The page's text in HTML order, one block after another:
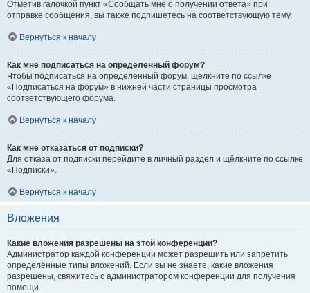
Отметив галочкой пункт «Сообщать мне о получении ответа» при
отправке сообщения, вы также подпишетесь на соответствующую тему.
Вернуться к началу
Как мне подписаться на определённый форум?
Чтобы подписаться на определённый форум, щёлкните по ссылке
«Подписаться на форум» в нижней части страницы просмотра
соответствующего форума.
Вернуться к началу
Как мне отказаться от подписки?
Для отказа от подписки перейдите в личный раздел и щёлкните по ссылке
«Подписки».
Вернуться к началу
Вложения
Какие вложения разрешены на этой конференции?
Администратор каждой конференции может разрешить или запретить
определённые типы вложений. Если вы не знаете, какие вложения
разрешены, свяжитесь с администратором конференции для получения
помощи.